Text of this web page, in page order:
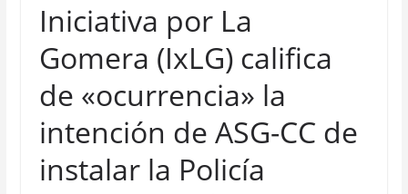
Iniciativa por La
Gomera (IxLG) califica
de «ocurrencia» la
intención de ASG-CC de
instalar la Policía